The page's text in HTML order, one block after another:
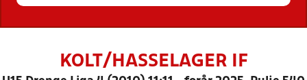
KOLT/HASSELAGER IF